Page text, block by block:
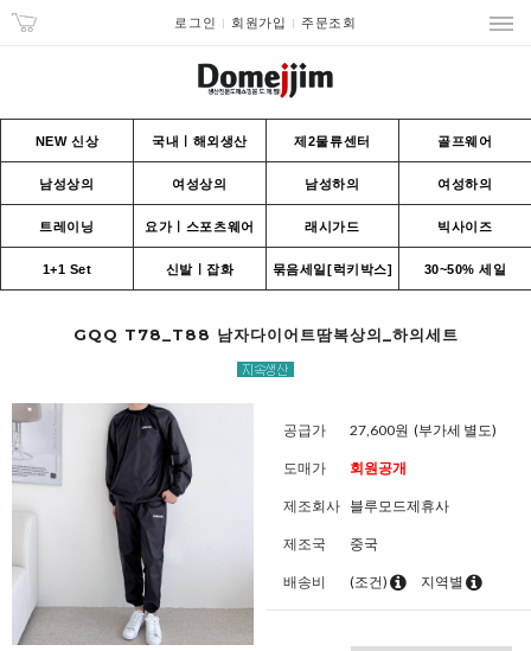
로그인 회원가입 주문조회
NEW 신상 국내ㅣ해외생산 제2물류센터 골프웨어
남성상의 여성상의 남성하의 여성하의
트레이닝 요가ㅣ스포츠웨어 래시가드 빅사이즈
1+1 Set 신발ㅣ잡화 묶음세일[럭키박스] 30~50% 세일
GQQ T78_T88 남자다이어트땀복상의_하의세트
공급가 27,600원 (부가세 별도)
도매가 회원공개
제조회사 블루모드제휴사
제조국 중국
배송비 (조건) 지역별